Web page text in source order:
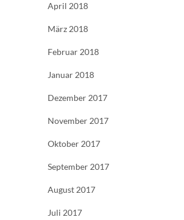
April 2018
März 2018
Februar 2018
Januar 2018
Dezember 2017
November 2017
Oktober 2017
September 2017
August 2017
Juli 2017